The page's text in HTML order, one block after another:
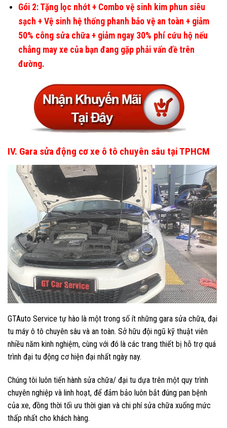
Gói 2: Tặng lọc nhớt + Combo vệ sinh kim phun siêu
sạch + Vệ sinh hệ thống phanh bảo vệ an toàn + giảm
50% công sửa chữa + giảm ngay 30% phí cứu hộ nếu
chẳng may xe của bạn đang gặp phải vấn đề trên
đường.
IV. Gara sửa động cơ xe ô tô chuyên sâu tại TPHCM
GTAuto Service tự hào là một trong số ít những gara sửa chữa, đại
tu máy ô tô chuyên sâu và an toàn. Sở hữu đội ngũ kỹ thuật viên
nhiều năm kinh nghiệm, cùng với đó là các trang thiết bị hỗ trợ quá
trình đại tu động cơ hiện đại nhất ngày nay.
Chúng tôi luôn tiến hành sửa chữa/ đại tu dựa trên một quy trình
chuyên nghiệp và linh hoạt, để đảm bảo luôn bắt đúng pan bệnh
của xe, đồng thời tối ưu thời gian và chi phí sửa chữa xuống mức
thấp nhất cho khách hàng.